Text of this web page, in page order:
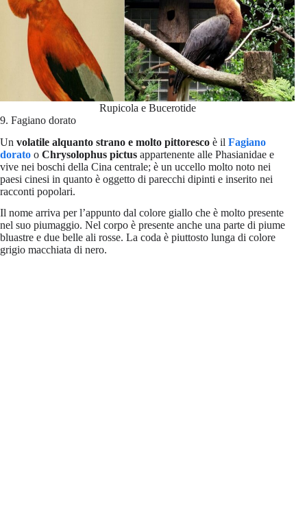
Rupicola e Bucerotide
9. Fagiano dorato
Un volatile alquanto strano e molto pittoresco è il Fagiano
dorato o Chrysolophus pictus appartenente alle Phasianidae e
vive nei boschi della Cina centrale; è un uccello molto noto nei
paesi cinesi in quanto è oggetto di parecchi dipinti e inserito nei
racconti popolari.
Il nome arriva per l’appunto dal colore giallo che è molto presente
nel suo piumaggio. Nel corpo è presente anche una parte di piume
bluastre e due belle ali rosse. La coda è piuttosto lunga di colore
grigio macchiata di nero.